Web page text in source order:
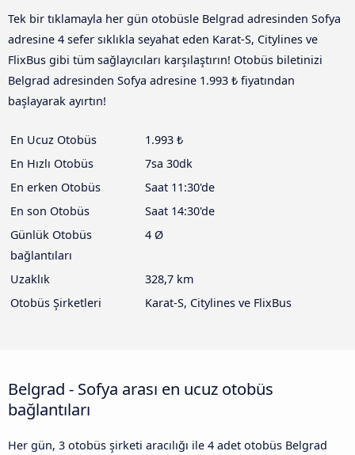
Tek bir tıklamayla her gün otobüsle Belgrad adresinden Sofya
adresine 4 sefer sıklıkla seyahat eden Karat-S, Citylines ve
FlixBus gibi tüm sağlayıcıları karşılaştırın! Otobüs biletinizi
Belgrad adresinden Sofya adresine 1.993 ₺ fiyatından
başlayarak ayırtın!
En Ucuz Otobüs
1.993 ₺
En Hızlı Otobüs
7sa 30dk
En erken Otobüs
Saat 11:30'de
En son Otobüs
Saat 14:30'de
Günlük Otobüs
bağlantıları
4 Ø
Uzaklık
328,7 km
Otobüs Şirketleri
Karat-S, Citylines ve FlixBus
Belgrad - Sofya arası en ucuz otobüs
bağlantıları
Her gün, 3 otobüs şirketi aracılığı ile 4 adet otobüs Belgrad